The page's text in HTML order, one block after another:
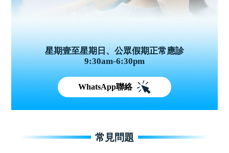
星期壹至星期日、公眾假期正常應診
9:30am-6:30pm
WhatsApp聯絡
常見問題